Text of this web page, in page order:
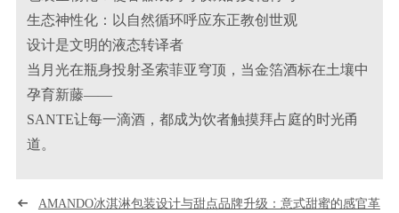
生态神性化：以自然循环呼应东正教创世观
设计是文明的液态转译者
当月光在瓶身投射圣索菲亚穹顶，当金箔酒标在土壤中
孕育新藤——
SANTE让每一滴酒，都成为饮者触摸拜占庭的时光甬
道。
AMANDO冰淇淋包装设计与甜点品牌升级：意式甜蜜的感官革